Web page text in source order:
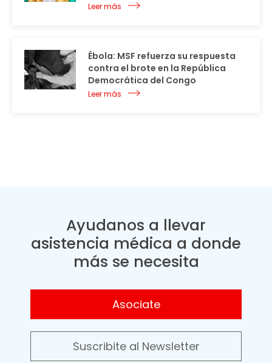
Leer más
Ébola: MSF refuerza su respuesta
contra el brote en la República
Democrática del Congo
Leer más
Ayudanos a llevar
asistencia médica a donde
más se necesita
Asociate
Suscribite al Newsletter